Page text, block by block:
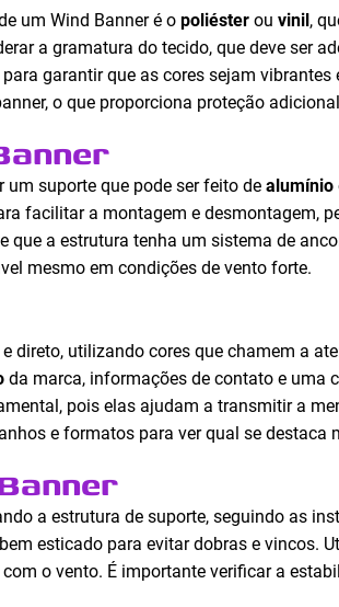
um Wind Banner é o poliéster ou vinil,
a gramatura do tecido, que deve ser
garantir que as cores sejam
o que proporciona proteção
suporte que pode ser feito de alumínio
facilitar a montagem e desmontagem,
que a estrutura tenha um sistema de
mesmo em condições de vento forte.
direto, utilizando cores que chamem a
da marca, informações de contato e uma
pois elas ajudam a transmitir a
e formatos para ver qual se destaca
a estrutura de suporte, seguindo as
esticado para evitar dobras e vincos.
o vento. É importante verificar a